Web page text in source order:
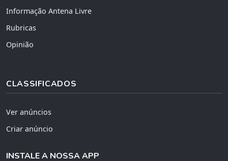
Informação Antena Livre
Rubricas
Opinião
CLASSIFICADOS
Ver anúncios
Criar anúncio
INSTALE A NOSSA APP